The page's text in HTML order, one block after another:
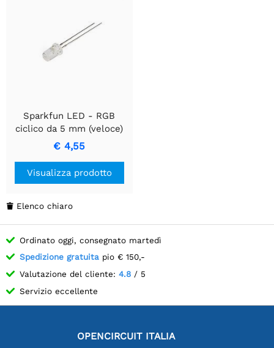
Sparkfun LED - RGB
ciclico da 5 mm (veloce)
€ 4,55
Visualizza prodotto
 Elenco chiaro
Ordinato oggi, consegnato martedì
Spedizione gratuita pio € 150,-
Valutazione del cliente: 4.8 / 5
Servizio eccellente
OPENCIRCUIT ITALIA